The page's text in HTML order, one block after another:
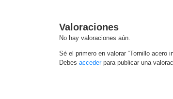
Valoraciones
No hay valoraciones aún.
Sé el primero en valorar “Tornillo acero
Debes accederpara publicar una